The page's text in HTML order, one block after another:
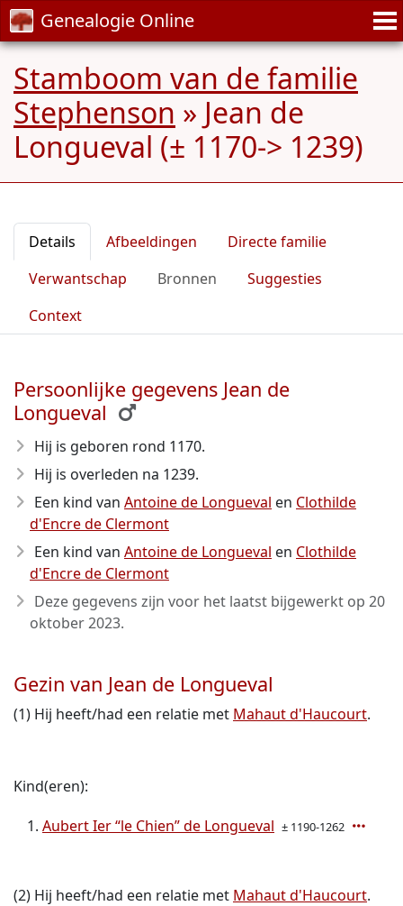
Genealogie Online
Stamboom van de familie
Stephenson » Jean de
Longueval (± 1170-> 1239)
Details Afbeeldingen
Directe familie
Verwantschap
Bronnen
Suggesties
Context
Persoonlijke gegevens Jean de
Longueval
Hij is geboren rond 1170.
Hij is overleden na 1239.
Een kind van Antoine de Longueval en Clothilde
d'Encre de Clermont
Een kind van Antoine de Longueval en Clothilde
d'Encre de Clermont
Deze gegevens zijn voor het laatst bijgewerkt op 20
oktober 2023.
Gezin van Jean de Longueval
(1) Hij heeft/had een relatie met Mahaut d'Haucourt.
Kind(eren):
Aubert Ier “le Chien” de Longueval ± 1190-1262
(2) Hij heeft/had een relatie met Mahaut d'Haucourt.